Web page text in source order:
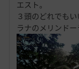
エスト。
３頭のどれでも
ラナのメリンドー